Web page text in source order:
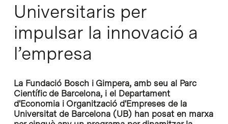
Universitaris per
impulsar la innovació a
l’empresa
La Fundació Bosch i Gimpera, amb seu al Parc
Científic de Barcelona, i el Departament
d'Economia i Organització d'Empreses de la
Universitat de Barcelona (UB) han posat en marxa